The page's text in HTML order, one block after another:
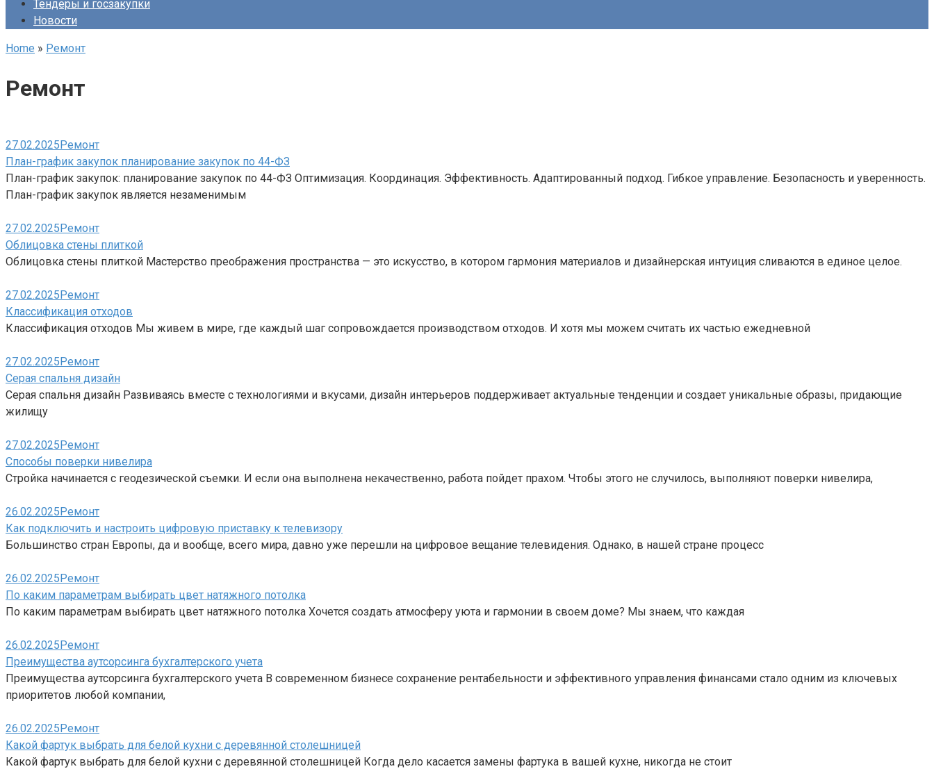
Тендеры и госзакупки
Новости
Home » Ремонт
Ремонт
27.02.2025Ремонт
План-график закупок планирование закупок по 44-ФЗ
План-график закупок: планирование закупок по 44-ФЗ Оптимизация. Координация. Эффективность. Адаптированный подход. Гибкое управление. Безопасность и уверенность.
План-график закупок является незаменимым
27.02.2025Ремонт
Облицовка стены плиткой
Облицовка стены плиткой Мастерство преображения пространства — это искусство, в котором гармония материалов и дизайнерская интуиция сливаются в единое целое.
27.02.2025Ремонт
Классификация отходов
Классификация отходов Мы живем в мире, где каждый шаг сопровождается производством отходов. И хотя мы можем считать их частью ежедневной
27.02.2025Ремонт
Серая спальня дизайн
Серая спальня дизайн Развиваясь вместе с технологиями и вкусами, дизайн интерьеров поддерживает актуальные тенденции и создает уникальные образы, придающие
жилищу
27.02.2025Ремонт
Способы поверки нивелира
Стройка начинается с геодезической съемки. И если она выполнена некачественно, работа пойдет прахом. Чтобы этого не случилось, выполняют поверки нивелира,
26.02.2025Ремонт
Как подключить и настроить цифровую приставку к телевизору
Большинство стран Европы, да и вообще, всего мира, давно уже перешли на цифровое вещание телевидения. Однако, в нашей стране процесс
26.02.2025Ремонт
По каким параметрам выбирать цвет натяжного потолка
По каким параметрам выбирать цвет натяжного потолка Хочется создать атмосферу уюта и гармонии в своем доме? Мы знаем, что каждая
26.02.2025Ремонт
Преимущества аутсорсинга бухгалтерского учета
Преимущества аутсорсинга бухгалтерского учета В современном бизнесе сохранение рентабельности и эффективного управления финансами стало одним из ключевых
приоритетов любой компании,
26.02.2025Ремонт
Какой фартук выбрать для белой кухни с деревянной столешницей
Какой фартук выбрать для белой кухни с деревянной столешницей Когда дело касается замены фартука в вашей кухне, никогда не стоит